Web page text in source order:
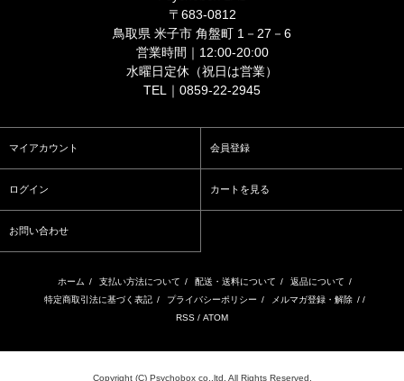
〒683-0812
鳥取県 米子市 角盤町 1－27－6
営業時間｜12:00-20:00
水曜日定休（祝日は営業）
TEL｜0859-22-2945
マイアカウント 会員登録
ログイン カートを見る
お問い合わせ
ホーム / 支払い方法について / 配送・送料について / 返品について /
特定商取引法に基づく表記 / プライバシーポリシー / メルマガ登録・解除 / /
RSS / ATOM
Copyright (C) Psychobox co.,ltd. All Rights Reserved.